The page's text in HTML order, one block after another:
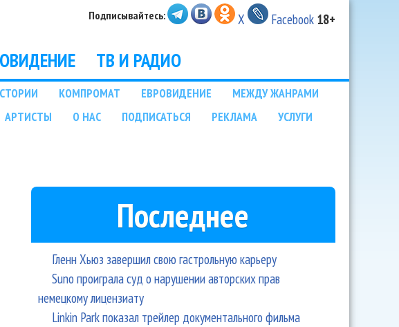
Подписывайтесь: X Facebook 18+
ТВ И РАДИО
КОМПРОМАТ ЕВРОВИДЕНИЕ
МЕЖДУ ЖАНРАМИ
АРТИСТЫ О НАС ПОДПИСАТЬСЯ РЕКЛАМА
УСЛУГИ
Последнее
Гленн Хьюз завершил свою гастрольную карьеру
Suno проиграла суд о нарушении авторских прав
немецкому лицензиату
Linkin Park показал трейлер документального фильма